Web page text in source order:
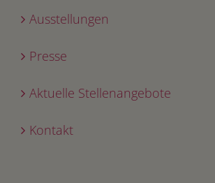
Ausstellungen
Presse
Aktuelle Stellenangebote
Kontakt